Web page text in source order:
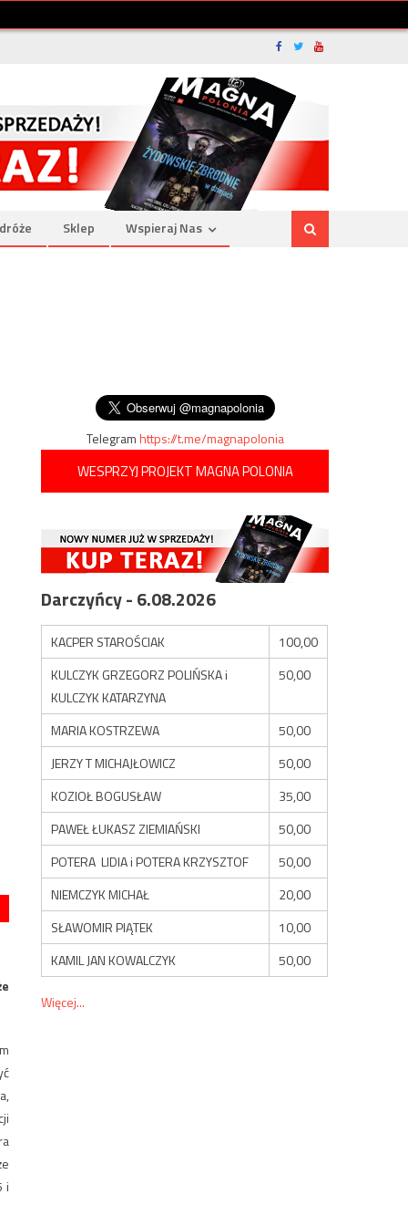
Sklep Wspieraj Nas
i
Telegramhttps://t.me/magnapolonia
WESPRZYJ PROJEKT MAGNA POLONIA
Darczyńcy - 6.08.2026
KACPER STAROŚCIAK
100,00
KULCZYK GRZEGORZ POLIŃSKA i
KULCZYK KATARZYNA
50,00
MARIA KOSTRZEWA
50,00
JERZY T MICHAJŁOWICZ
50,00
KOZIOŁ BOGUSŁAW
35,00
PAWEŁ ŁUKASZ ZIEMIAŃSKI
50,00
POTERA LIDIA i POTERA KRZYSZTOF
50,00
NIEMCZYK MICHAŁ
20,00
SŁAWOMIR PIĄTEK
10,00
KAMIL JAN KOWALCZYK
50,00
Więcej...